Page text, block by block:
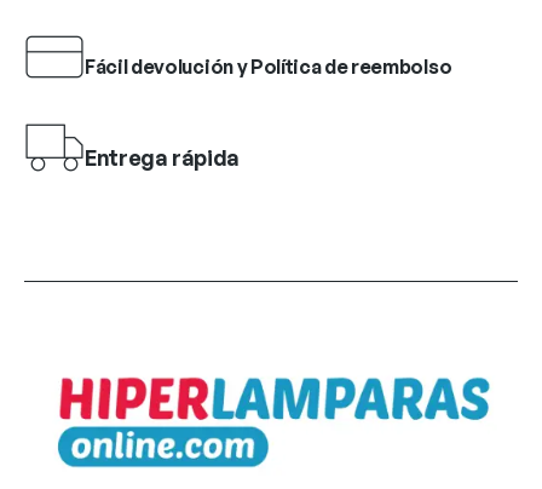
Fácil devolución y Política de reembolso
Entrega rápida